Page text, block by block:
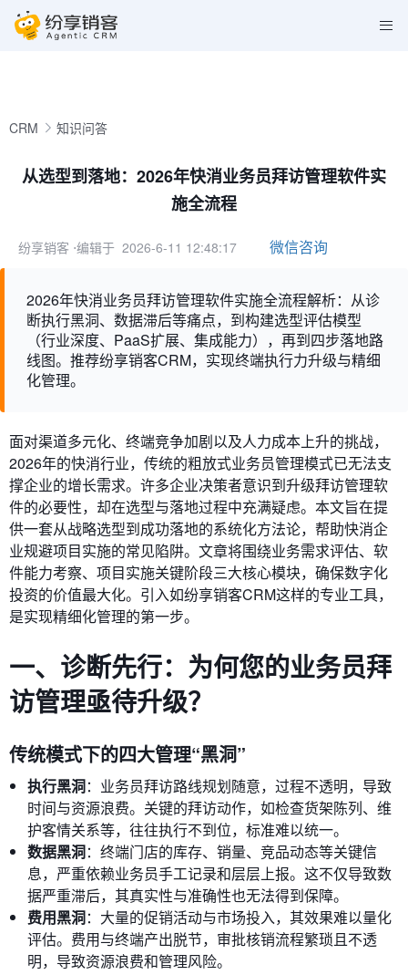
CRM 知识问答
从选型到落地：2026年快消业务员拜访管理软件实
施全流程
纷享销客 ⋅编辑于 2026-6-11 12:48:17 微信咨询
2026年快消业务员拜访管理软件实施全流程解析：从诊
断执行黑洞、数据滞后等痛点，到构建选型评估模型
（行业深度、PaaS扩展、集成能力），再到四步落地路
线图。推荐纷享销客CRM，实现终端执行力升级与精细
化管理。
面对渠道多元化、终端竞争加剧以及人力成本上升的挑战，
2026年的快消行业，传统的粗放式业务员管理模式已无法支
撑企业的增长需求。许多企业决策者意识到升级拜访管理软
件的必要性，却在选型与落地过程中充满疑虑。本文旨在提
供一套从战略选型到成功落地的系统化方法论，帮助快消企
业规避项目实施的常见陷阱。文章将围绕业务需求评估、软
件能力考察、项目实施关键阶段三大核心模块，确保数字化
投资的价值最大化。引入如纷享销客CRM这样的专业工具，
是实现精细化管理的第一步。
一、诊断先行：为何您的业务员拜
访管理亟待升级？
传统模式下的四大管理“黑洞”
执行黑洞：业务员拜访路线规划随意，过程不透明，导致
时间与资源浪费。关键的拜访动作，如检查货架陈列、维
护客情关系等，往往执行不到位，标准难以统一。
数据黑洞：终端门店的库存、销量、竞品动态等关键信
息，严重依赖业务员手工记录和层层上报。这不仅导致数
据严重滞后，其真实性与准确性也无法得到保障。
费用黑洞：大量的促销活动与市场投入，其效果难以量化
评估。费用与终端产出脱节，审批核销流程繁琐且不透
明，导致资源浪费和管理风险。